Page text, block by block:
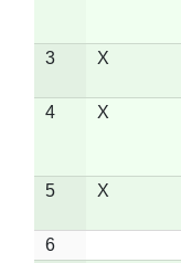
3 X
4 X
5 X
6